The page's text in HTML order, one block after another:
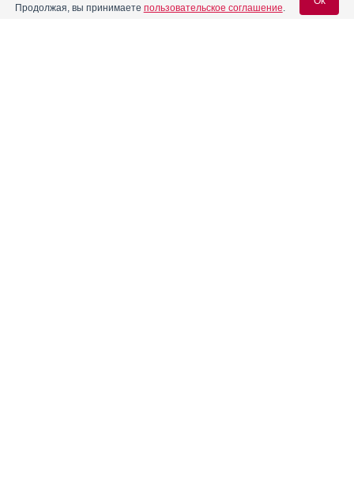
Продолжая, вы принимаете пользовательское соглашение.